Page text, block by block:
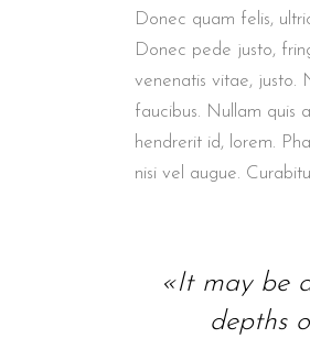
Donec quam felis,
Donec pede justo,
venenatis vitae, justo.
faucibus. Nullam quis
hendrerit id, lorem.
nisi vel augue.
«It may be
depths